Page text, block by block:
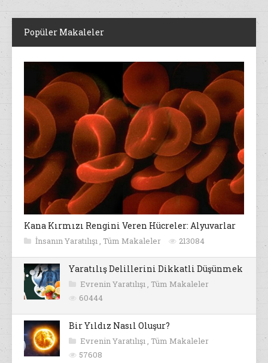
Popüler Makaleler
Kana Kırmızı Rengini Veren Hücreler: Alyuvarlar
İnsanın Yaratılışı , Tüm Makaleler 213084
Yaratılış Delillerini Dikkatli Düşünmek
Evrenin Yaratılışı , Tüm Makaleler
60444
Bir Yıldız Nasıl Oluşur?
Evrenin Yaratılışı , Tüm Makaleler
57608